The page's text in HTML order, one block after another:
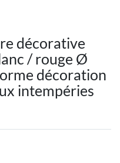
décorative
/ rouge Ø
décoration
intempéries